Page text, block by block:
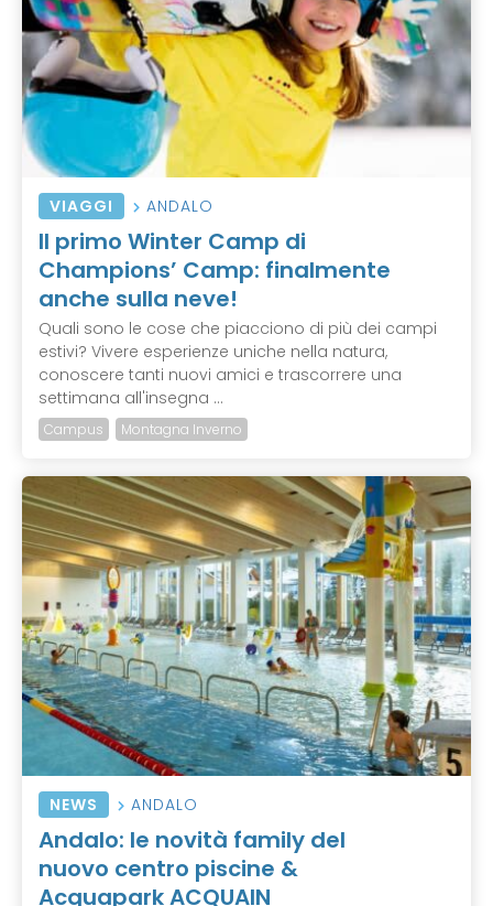
VIAGGI ANDALO
Il primo Winter Camp di
Champions’ Camp: finalmente
anche sulla neve!
Quali sono le cose che piacciono di più dei campi
estivi? Vivere esperienze uniche nella natura,
conoscere tanti nuovi amici e trascorrere una
settimana all'insegna ...
Campus Montagna Inverno
NEWS ANDALO
Andalo: le novità family del
nuovo centro piscine &
Acquapark ACQUAIN